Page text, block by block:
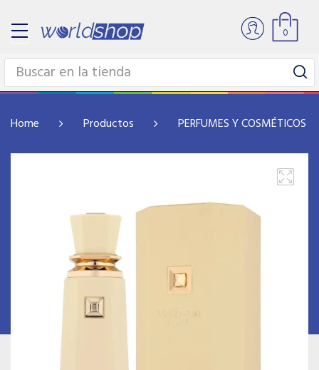
0
Home Productos PERFUMES Y COSMÉTICOS